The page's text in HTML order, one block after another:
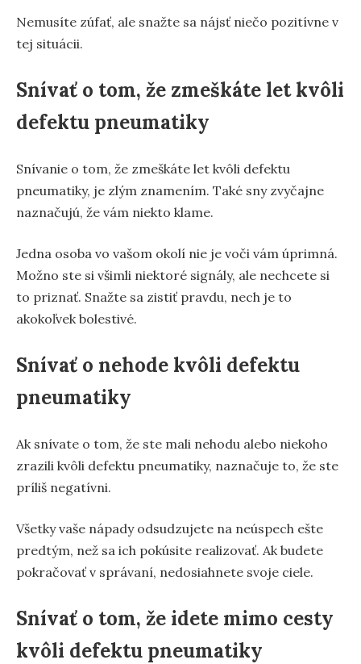
Nemusíte zúfať, ale snažte sa nájsť niečo pozitívne v
tej situácii.
Snívať o tom, že zmeškáte let kvôli
defektu pneumatiky
Snívanie o tom, že zmeškáte let kvôli defektu
pneumatiky, je zlým znamením. Také sny zvyčajne
naznačujú, že vám niekto klame.
Jedna osoba vo vašom okolí nie je voči vám úprimná.
Možno ste si všimli niektoré signály, ale nechcete si
to priznať. Snažte sa zistiť pravdu, nech je to
akokoľvek bolestivé.
Snívať o nehode kvôli defektu
pneumatiky
Ak snívate o tom, že ste mali nehodu alebo niekoho
zrazili kvôli defektu pneumatiky, naznačuje to, že ste
príliš negatívni.
Všetky vaše nápady odsudzujete na neúspech ešte
predtým, než sa ich pokúsite realizovať. Ak budete
pokračovať v správaní, nedosiahnete svoje ciele.
Snívať o tom, že idete mimo cesty
kvôli defektu pneumatiky